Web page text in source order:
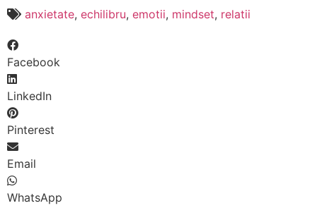
anxietate, echilibru, emotii, mindset, relatii
Facebook
LinkedIn
Pinterest
Email
WhatsApp